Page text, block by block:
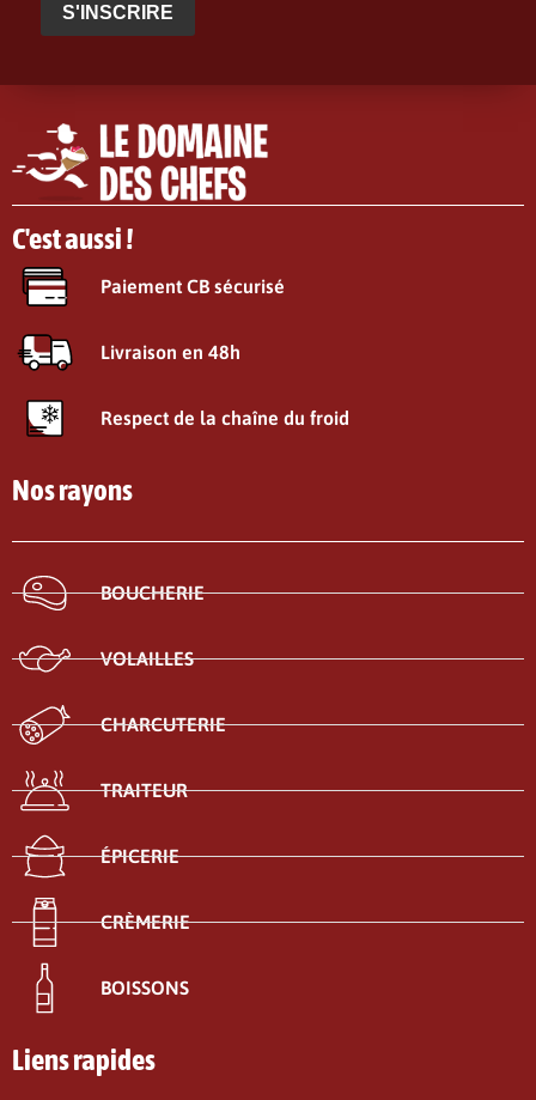
S'INSCRIRE
C'est aussi !
Paiement CB sécurisé
Livraison en 48h
Respect de la chaîne du froid
Nos rayons
BOUCHERIE
VOLAILLES
CHARCUTERIE
TRAITEUR
ÉPICERIE
CRÈMERIE
BOISSONS
Liens rapides